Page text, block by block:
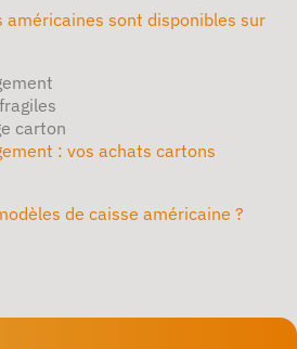
américaines sont disponibles sur
carton
: vos achats cartons
de caisse américaine ?